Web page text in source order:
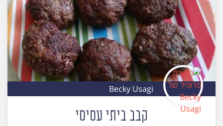
Becky Usagi
קבב ביתי עסיסי